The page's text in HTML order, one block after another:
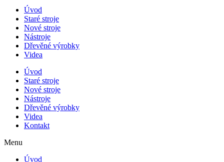
Úvod
Staré stroje
Nové stroje
Nástroje
Dřevěné výrobky
Videa
Úvod
Staré stroje
Nové stroje
Nástroje
Dřevěné výrobky
Videa
Kontakt
Menu
Úvod